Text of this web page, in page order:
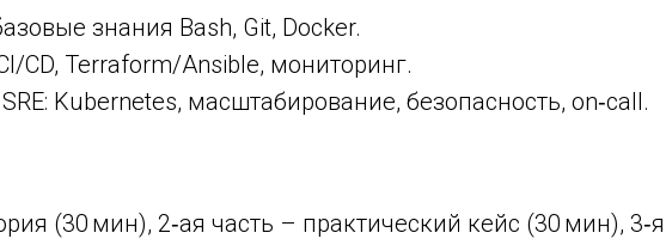
знания Bash, Git, Docker.
CD, Terraform/Ansible, мониторинг.
Kubernetes, масштабирование, безопасность, on‑call.
(30 мин), 2‑ая часть – практический кейс (30 мин), 3‑я